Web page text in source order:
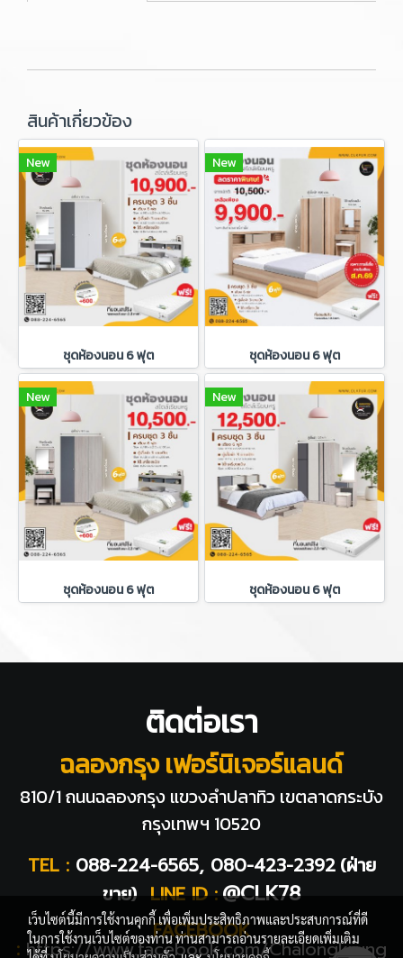
สินค้าเกี่ยวข้อง
New
ชุดห้องนอน 6 ฟุต
New
ชุดห้องนอน 6 ฟุต
New
ชุดห้องนอน 6 ฟุต
New
ชุดห้องนอน 6 ฟุต
ติดต่อเรา
ฉลองกรุง เฟอร์นิเจอร์แลนด์
810/1 ถนนฉลองกรุง แขวงลำปลาทิว เขตลาดกระบัง
กรุงเทพฯ 10520
TEL : 088-224-6565, 080-423-2392 (ฝ่าย
ขาย) LINE ID : @CLK78
FACEBOOK
: https://www.facebook.com/Chalongkrung
เว็บไซต์นี้มีการใช้งานคุกกี้ เพื่อเพิ่มประสิทธิภาพและประสบการณ์ที่ดี
ในการใช้งานเว็บไซต์ของท่าน ท่านสามารถอ่านรายละเอียดเพิ่มเติม